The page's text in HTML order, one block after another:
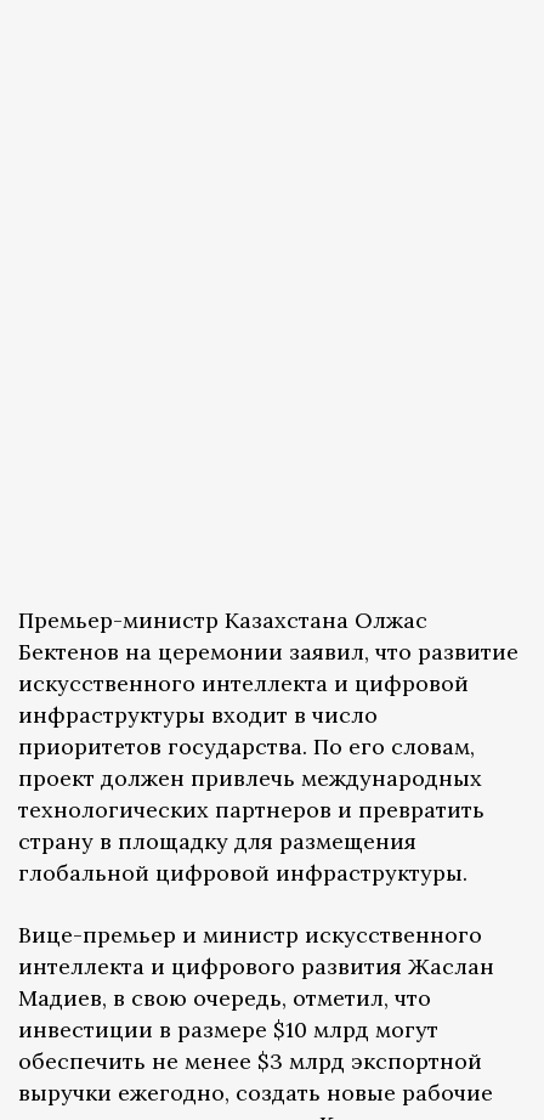
Премьер-министр Казахстана Олжас
Бектенов на церемонии заявил, что развитие
искусственного интеллекта и цифровой
инфраструктуры входит в число
приоритетов государства. По его словам,
проект должен привлечь международных
технологических партнеров и превратить
страну в площадку для размещения
глобальной цифровой инфраструктуры.
Вице-премьер и министр искусственного
интеллекта и цифрового развития Жаслан
Мадиев, в свою очередь, отметил, что
инвестиции в размере $10 млрд могут
обеспечить не менее $3 млрд экспортной
выручки ежегодно, создать новые рабочие